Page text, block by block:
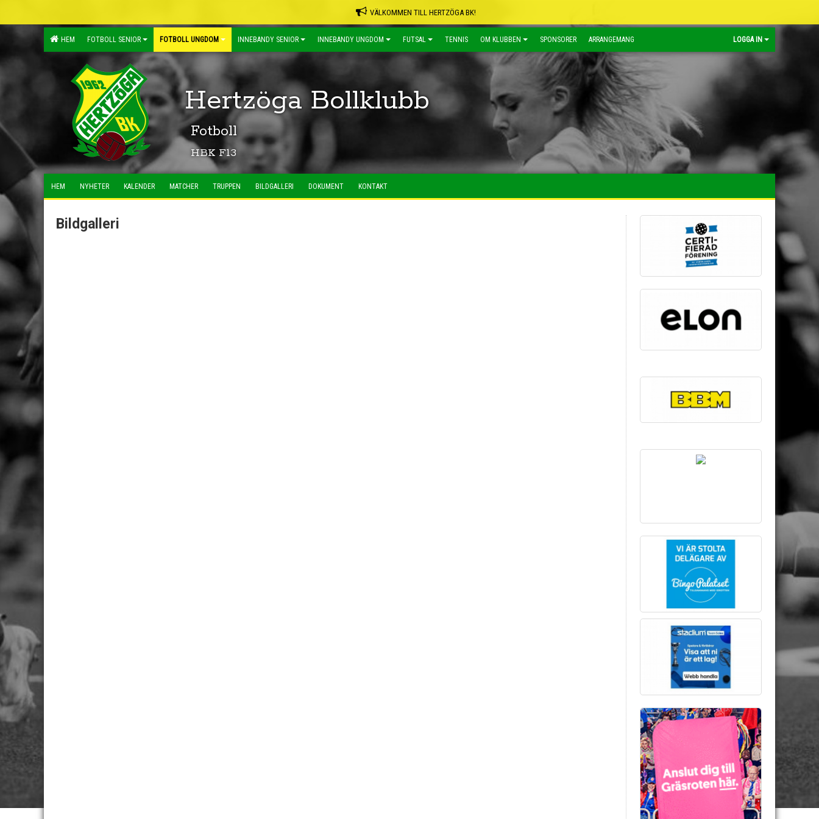
VÄLKOMMEN TILL HERTZÖGA BK!
HEM FOTBOLL SENIOR FOTBOLL UNGDOM INNEBANDY SENIOR INNEBANDY UNGDOM FUTSAL TENNIS OM KLUBBEN SPONSORER ARRANGEMANG LOGGA IN
Hertzöga Bollklubb
Fotboll
HBK F13
HEM NYHETER KALENDER MATCHER TRUPPEN BILDGALLERI DOKUMENT KONTAKT
Bildgalleri